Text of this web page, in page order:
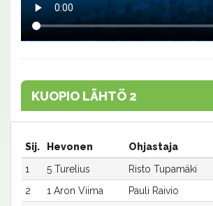
KUOPIO LÄHTÖ 2
Sij. Hevonen Ohjastaja
1
5 Turelius Risto Tupamäki
2
1 Aron Viima Pauli Raivio